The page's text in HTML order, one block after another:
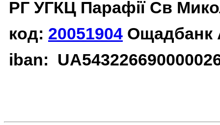
РГ УГКЦ Парафії Св
код: 20051904 Ощадбанк
iban: